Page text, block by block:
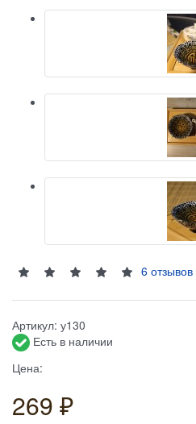
6 отзывов
Артикул: у130
Есть в наличии
Цена:
269 ₽